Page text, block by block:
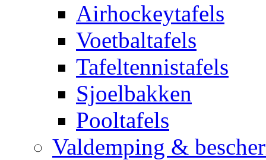
Airhockeytafels
Voetbaltafels
Tafeltennistafels
Sjoelbakken
Pooltafels
Valdemping &